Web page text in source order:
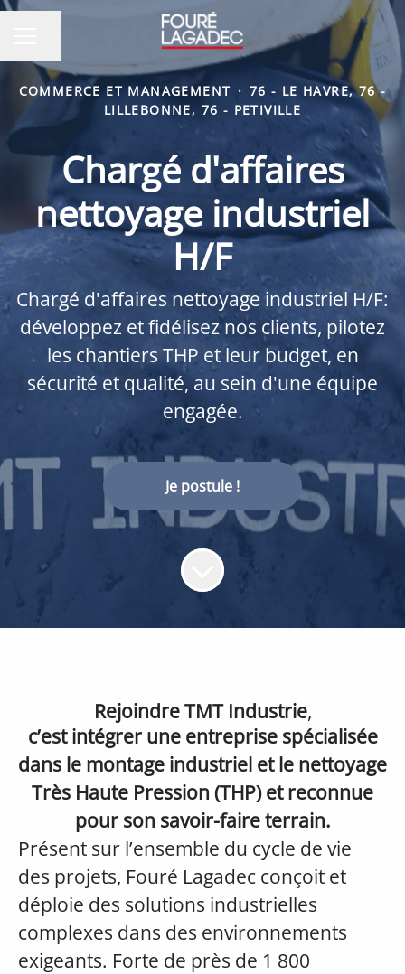
COMMERCE ET MANAGEMENT · 76 - LE HAVRE, 76 -
LILLEBONNE, 76 - PETIVILLE
Chargé d'affaires
nettoyage industriel
H/F
Chargé d'affaires nettoyage industriel H/F:
développez et fidélisez nos clients, pilotez
les chantiers THP et leur budget, en
sécurité et qualité, au sein d'une équipe
engagée.
Je postule !
Rejoindre TMT Industrie,
c’est intégrer une entreprise spécialisée
dans le montage industriel et le nettoyage
Très Haute Pression (THP) et reconnue
pour son savoir-faire terrain.
Présent sur l’ensemble du cycle de vie
des projets, Fouré Lagadec conçoit et
déploie des solutions industrielles
complexes dans des environnements
exigeants. Forte de près de 1 800